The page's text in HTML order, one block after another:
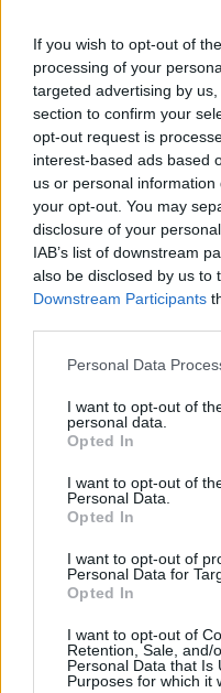
If you wish to opt-out of
processing of your
targeted advertising by
section to confirm your
opt-out request is
interest-based ads based
us or personal
your opt-out. You may
disclosure of your
IAB’s list of downstream
also be disclosed by us to
Downstream Participants
Personal Data
I want to opt-out of
personal data.
Opted In
I want to opt-out of
Personal Data.
Opted In
I want to opt-out of
Personal Data for
Opted In
I want to opt-out of
Retention, Sale, and/
Personal Data that Is
Purposes for which it
1